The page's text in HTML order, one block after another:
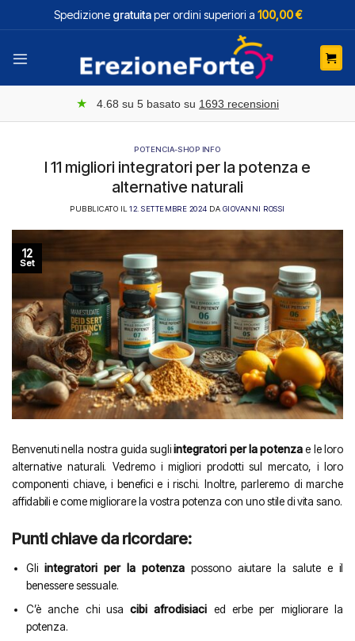
Spedizione gratuitaper ordini superiori a 100,00 €
★ 4.68 su 5 basato su 1693 recensioni
POTENCIA-SHOP INFO
I 11 migliori integratori per la potenza e
alternative naturali
PUBBLICATO IL12. SETTEMBRE 2024 DA GIOVANNI ROSSI
12
Set
Benvenuti nella nostra guida sugliintegratori per la potenzae le loro
alternative naturali. Vedremo i migliori prodotti sul mercato, i loro
componenti chiave, i benefici e i rischi. Inoltre, parleremo di marche
affidabili e come migliorare la vostra potenza con uno stile di vita sano.
Punti chiave da ricordare:
Gli integratori per la potenzapossono aiutare la salute e il
benessere sessuale.
C’è anche chi usacibi afrodisiaci ed erbe per migliorare la
potenza.